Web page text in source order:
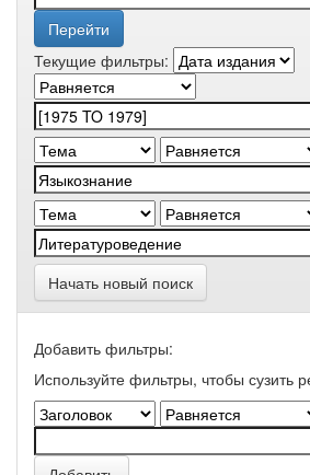
Текущие фильтры:
Начать новый поиск
Добавить фильтры:
Используйте фильтры, чтобы сузить